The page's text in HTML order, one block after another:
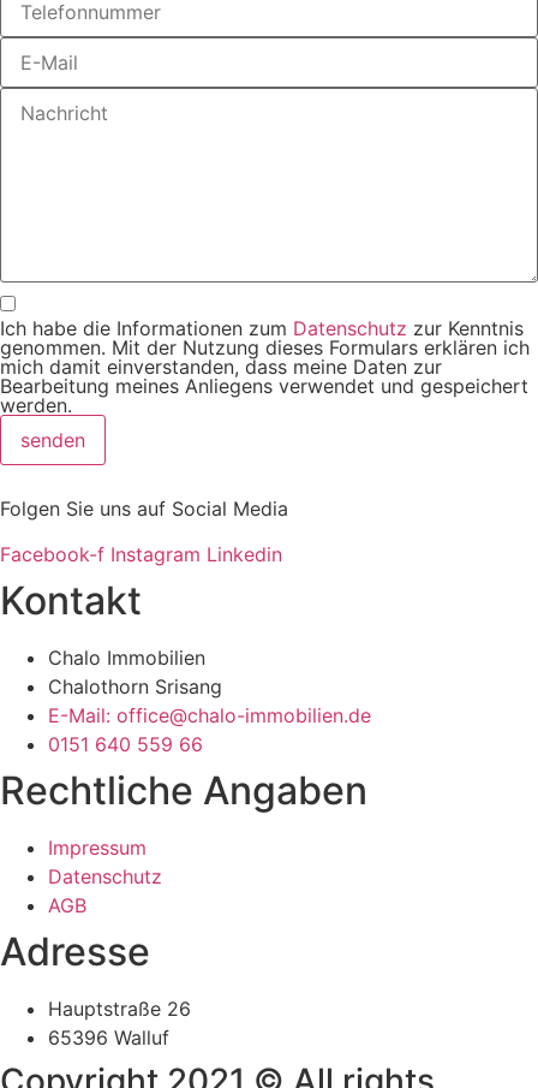
Ich habe die Informationen zum Datenschutz zur Kenntnis
genommen. Mit der Nutzung dieses Formulars erklären ich
mich damit einverstanden, dass meine Daten zur
Bearbeitung meines Anliegens verwendet und gespeichert
werden.
senden
Folgen Sie uns auf Social Media
Facebook-f Instagram Linkedin
Kontakt
Chalo Immobilien
Chalothorn Srisang
E-Mail: office@chalo-immobilien.de
0151 640 559 66
Rechtliche Angaben
Impressum
Datenschutz
AGB
Adresse
Hauptstraße 26
65396 Walluf